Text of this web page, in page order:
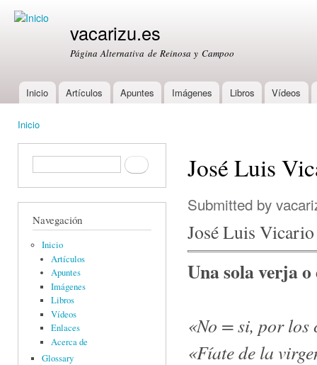
vacarizu.es
Página Alternativa de Reinosa y Campoo
Main menu
Inicio Artículos Apuntes Imágenes Libros Vídeos
Inicio
Formulario de búsquedaBuscar
Navegación
Inicio
Artículos
Apuntes
Imágenes
Libros
Vídeos
Enlaces
Acerca de
Glossary
José Luis
Submitted by
José Luis Vicario
Una sola verja
«No = si, por los
«Fíate de la